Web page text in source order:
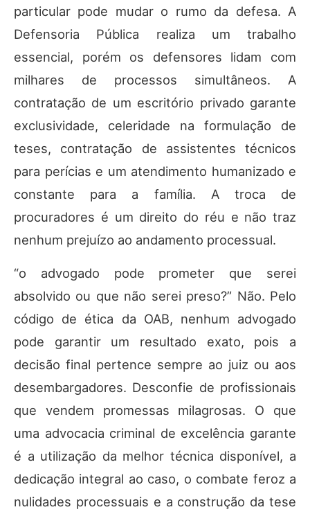
particular pode mudar o rumo da defesa. A
Defensoria Pública realiza um trabalho
essencial, porém os defensores lidam com
milhares de processos simultâneos. A
contratação de um escritório privado garante
exclusividade, celeridade na formulação de
teses, contratação de assistentes técnicos
para perícias e um atendimento humanizado e
constante para a família. A troca de
procuradores é um direito do réu e não traz
nenhum prejuízo ao andamento processual.
“o advogado pode prometer que serei
absolvido ou que não serei preso?” Não. Pelo
código de ética da OAB, nenhum advogado
pode garantir um resultado exato, pois a
decisão final pertence sempre ao juiz ou aos
desembargadores. Desconfie de profissionais
que vendem promessas milagrosas. O que
uma advocacia criminal de excelência garante
é a utilização da melhor técnica disponível, a
dedicação integral ao caso, o combate feroz a
nulidades processuais e a construção da tese